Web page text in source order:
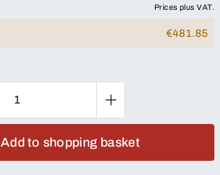
Prices plus VAT.
€481.85
Add to shopping basket